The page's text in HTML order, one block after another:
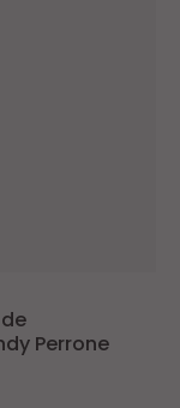
Perrone